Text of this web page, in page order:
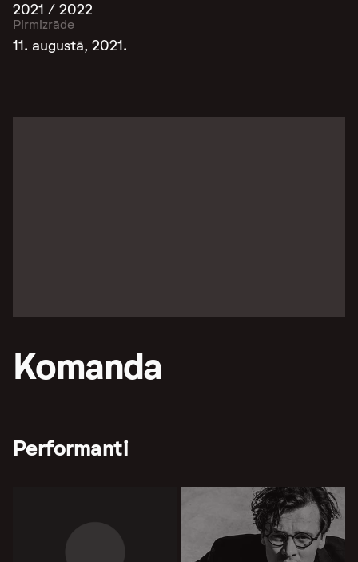
2021 / 2022
Pirmizrāde
11. augustā, 2021.
Komanda
Performanti